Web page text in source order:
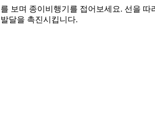
보며 종이비행기를 접어보세요. 선을
달을 촉진시킵니다.